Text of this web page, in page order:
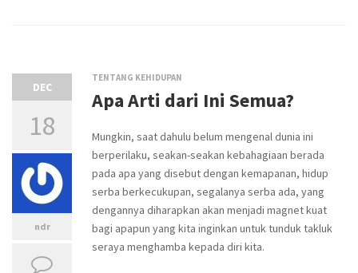
DEC
18
ndr
TENTANG KEHIDUPAN
Apa Arti dari Ini Semua?
Mungkin, saat dahulu belum mengenal dunia ini
berperilaku, seakan-seakan kebahagiaan berada
pada apa yang disebut dengan kemapanan, hidup
serba berkecukupan, segalanya serba ada, yang
dengannya diharapkan akan menjadi magnet kuat
bagi apapun yang kita inginkan untuk tunduk takluk
seraya menghamba kepada diri kita.